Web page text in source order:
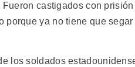
castigados con
ya no tiene que
los soldados